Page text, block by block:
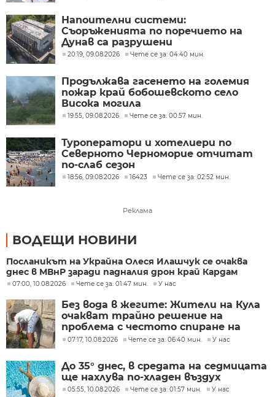
Напоителни системи:
Съоръженията по поречието на
Дунав са разрушени
20:19, 09.08.2026 Чете се за: 04:40 мин.
Продължава гасенето на големия
пожар край бобошевското село
Висока могила
19:55, 09.08.2026 Чете се за: 00:57 мин.
Туроператори и хотелиери по
Северното Черноморие отчитат
по-слаб сезон
18:56, 09.08.2026 16423 Чете се за: 02:52 мин.
Реклама
ВОДЕЩИ НОВИНИ
Посланикът на Украйна Олеся Илашчук се очаква
днес в МВнР заради падналия дрон край Кардам
07:00, 10.08.2026 Чете се за: 01:47 мин. У нас
Без вода в жегите: Жители на Кула
очакват трайно решение на
проблема с честото спиране на
водоподаването
07:17, 10.08.2026 Чете се за: 06:40 мин. У нас
До 35° днес, в средата на седмицата
ще нахлува по-хладен въздух
05:55, 10.08.2026 Чете се за: 01:57 мин. У нас